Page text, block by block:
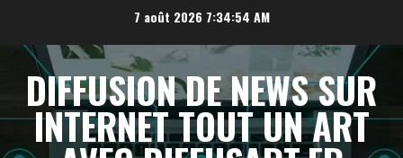
contenu
7 août 2026 7:34:55 AM
DIFFUSION DE NEWS SUR
INTERNET TOUT UN ART